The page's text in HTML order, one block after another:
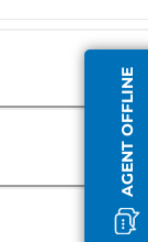
AGENT OFFLINE